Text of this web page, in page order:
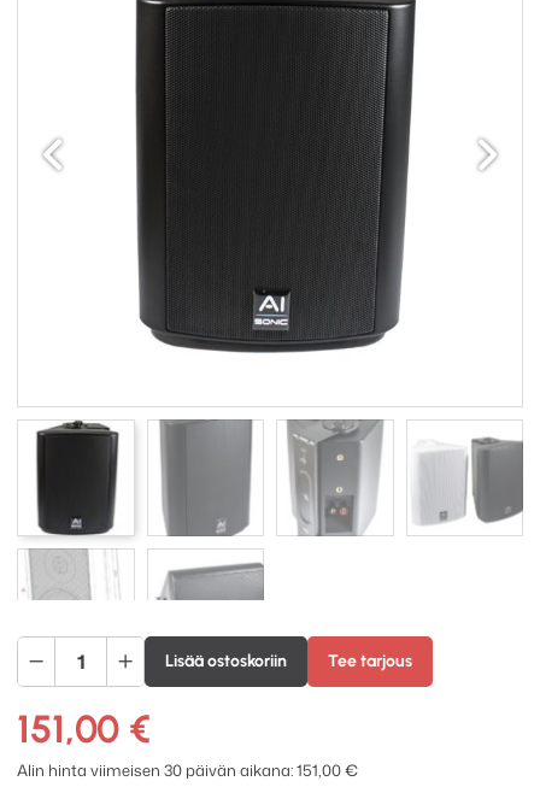
Edellinen
Sonic
OD-
52B
määrä
Lisää ostoskoriin Tee tarjous
151,00 €
Alin hinta viimeisen 30 päivän aikana:151,00€